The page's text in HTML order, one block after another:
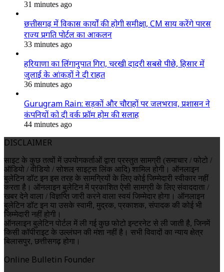
31 minutes ago
छत्तीसगढ़ में विकास कार्यों की होगी समीक्षा, CM साय करेंगे पारस
राज्य प्रगति पोर्टल का आकलन
33 minutes ago
हरियाणा का लिंगानुपात गिरा, चरखी दादरी सबसे पीछे, हिसार में
जुलाई के आंकड़ों ने दी राहत
36 minutes ago
Gurugram Rain: सड़कों और चौराहों पर जलभराव, प्रशासन ने
कंपनियों को दी वर्क फ्रॉम होम की सलाह
44 minutes ago
DISCLAIMER
साइट के कुछ तत्वों में उपयोगकर्ताओं द्वारा प्रस्तुत सामग्री (समाचार / फोटो /
ऑडियो / वीडियो / सोशल साइट्स लिंक आदि) शामिल होगी। ऑनलाइन
बुलेटिन डॉट इन इस तरह के सामग्रियों के लिए कोई जिम्मेदारी स्वीकार नहीं
करता है। ऑनलाइन बुलेटिन में प्रकाशित ऐसी सामग्री के लिए संवाददाता /
खबर देने वाला / विज्ञप्ति जारी करने वाला स्वयं जिम्मेदार होगा। ऑनलाइन
बुलेटिन डॉट इन या उसके स्वामी, मुद्रक, प्रकाशक, संपादक की कोई भी
जिम्मेदारी नहीं होगी।
ऑनलाइन बुलेटिन पोर्टल में ली गई कुछ फोटो इन्टरनेट से ली जाती है, जिनमें
किसी कॉपीराइट के उल्लंघन की मंशा नहीं है। सभी विवादों का न्याय क्षेत्र
बिलासपुर, छत्तीसगढ़ होगा।
Online Bulletin Founder